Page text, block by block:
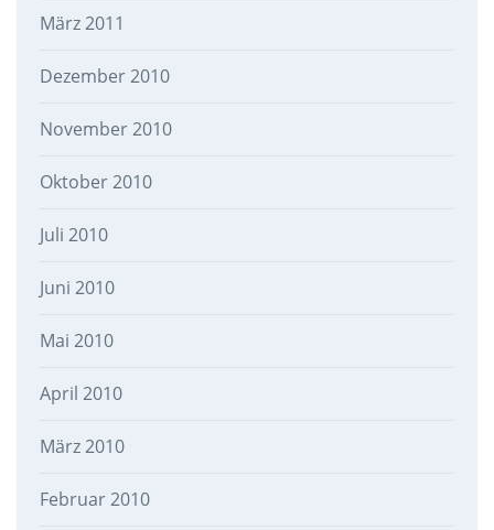
März 2011
Dezember 2010
November 2010
Oktober 2010
Juli 2010
Juni 2010
Mai 2010
April 2010
März 2010
Februar 2010